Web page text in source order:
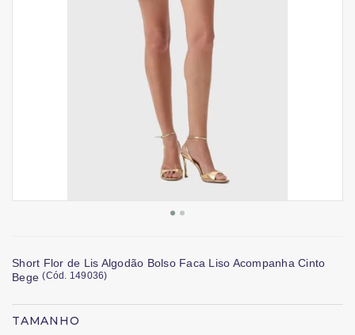
Short Flor de Lis Algodão Bolso Faca Liso Acompanha Cinto
Bege(Cód. 149036)
TAMANHO